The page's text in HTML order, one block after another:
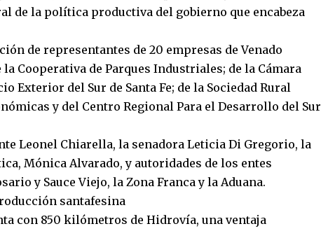
de la política productiva del gobierno que encabeza
de representantes de 20 empresas de Venado
Cooperativa de Parques Industriales; de la Cámara
Exterior del Sur de Santa Fe; de la Sociedad Rural
y del Centro Regional Para el Desarrollo del Sur
Leonel Chiarella, la senadora Leticia Di Gregorio, la
Mónica Alvarado, y autoridades de los entes
y Sauce Viejo, la Zona Franca y la Aduana.
santafesina
con 850 kilómetros de Hidrovía, una ventaja